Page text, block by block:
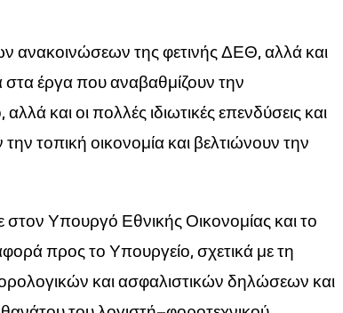
ανακοινώσεων της φετινής ΔΕΘ, αλλά και
στα έργα που αναβαθμίζουν την
και οι πολλές ιδιωτικές επενδύσεις και
τοπική οικονομία και βελτιώνουν την
Υπουργό Εθνικής Οικονομίας και το
προς το Υπουργείο, σχετικά με τη
και ασφαλιστικών δηλώσεων και